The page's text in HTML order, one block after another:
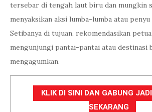
tersebar di tengah laut biru dan mungkin
menyaksikan aksi lumba-lumba atau
Setibanya di tujuan, rekomendasikan
mengunjungi pantai-pantai atau destinasi
mengagumkan.
KLIK DI SINI DAN GABUNG
SEKARANG